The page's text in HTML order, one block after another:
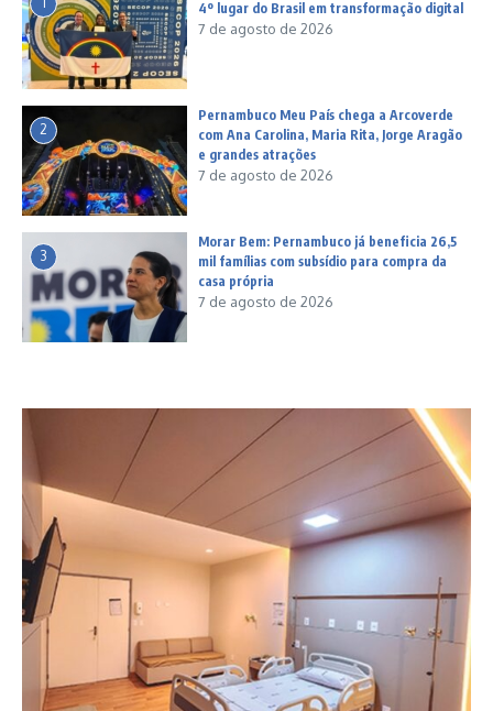
4º lugar do Brasil em transformação digital
7 de agosto de 2026
2
Pernambuco Meu País chega a Arcoverde
com Ana Carolina, Maria Rita, Jorge Aragão
e grandes atrações
7 de agosto de 2026
3
Morar Bem: Pernambuco já beneficia 26,5
mil famílias com subsídio para compra da
casa própria
7 de agosto de 2026